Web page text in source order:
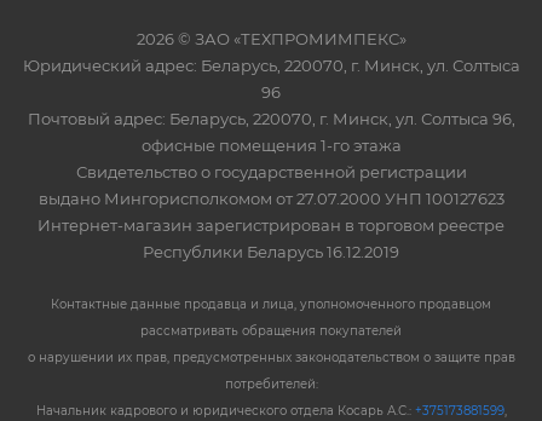
2026 © ЗАО «ТЕХПРОМИМПЕКС»
Юридический адрес: Беларусь, 220070, г. Минск, ул. Солтыса
96
Почтовый адрес: Беларусь, 220070, г. Минск, ул. Солтыса 96,
офисные помещения 1-го этажа
Свидетельство о государственной регистрации
выдано Мингорисполкомом от 27.07.2000 УНП 100127623
Интернет-магазин зарегистрирован в торговом реестре
Республики Беларусь 16.12.2019
Контактные данные продавца и лица, уполномоченного продавцом
рассматривать обращения покупателей
о нарушении их прав, предусмотренных законодательством о защите прав
потребителей:
Начальник кадрового и юридического отдела Косарь А.С.: +375173881599,